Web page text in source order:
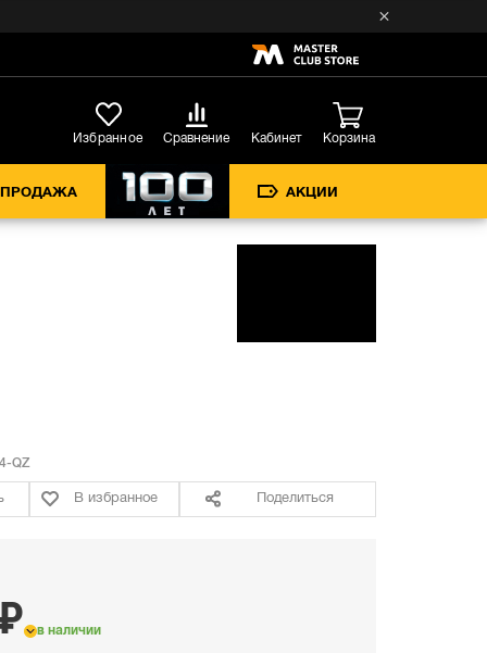
Избранное Сравнение Кабинет Корзина
АКЦИИ
QZ
В избранное Поделиться
в наличии